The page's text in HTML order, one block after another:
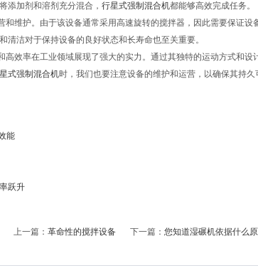
添加剂和溶剂充分混合， 行星式强制混合机都能够高效完成任务。
和维护。由于该设备通常采用高速旋转的搅拌器，因此需要保证设
洁对于保持设备的良好状态和长寿命也至关重要。
高效率在工业领域展现了强大的实力。通过其独特的运动方式和设
式强制混合机时，我们也要注意设备的维护和运营，以确保其持久
能
跃升
您知道湿碾机依据什么
下一篇：
革命性的搅拌设备
上一篇：